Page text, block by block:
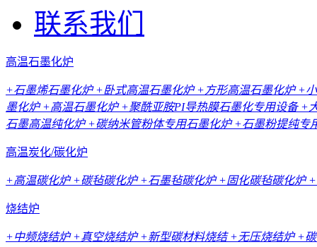
联系我们
高温石墨化炉
+石墨烯石墨化炉+卧式高温石墨化炉+方形高温石墨化炉+
墨化炉+高温石墨化炉+聚酰亚胺PI导热膜石墨化专用设备 +
石墨高温纯化炉+碳纳米管粉体专用石墨化炉+石墨粉提纯专
高温炭化/碳化炉
+高温碳化炉+碳毡碳化炉+石墨毡碳化炉+固化碳毡碳化炉
烧结炉
+中频烧结炉+真空烧结炉+新型碳材料烧结+无压烧结炉+